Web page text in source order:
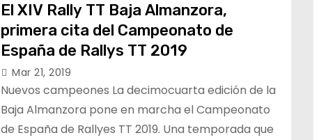
El XIV Rally TT Baja Almanzora,
primera cita del Campeonato de
España de Rallys TT 2019
Mar 21, 2019
Nuevos campeones La decimocuarta edición de la
Baja Almanzora pone en marcha el Campeonato
de España de Rallyes TT 2019. Una temporada que